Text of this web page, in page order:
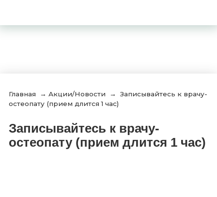
Главная → Акции/Новости →
Записывайтесь к врачу-
остеопату (прием длится 1 час)
Записывайтесь к врачу-
остеопату (прием длится 1 час)